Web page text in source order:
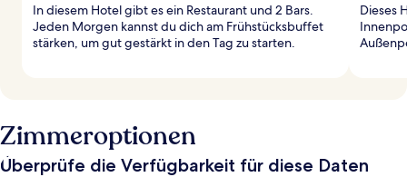
In diesem Hotel gibt es ein Restaurant und 2 Bars.
Jeden Morgen kannst du dich am Frühstücksbuffet
stärken, um gut gestärkt in den Tag zu starten.
Dieses
Zimmeroptionen
Überprüfe die Verfügbarkeit für diese Daten